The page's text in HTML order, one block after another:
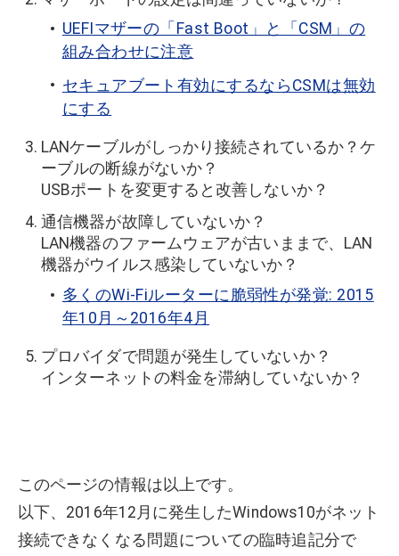
UEFIマザーの「Fast Boot」と「CSM」の
組み合わせに注意
セキュアブート有効にするならCSMは無効
にする
LANケーブルがしっかり接続されているか？ケ
ーブルの断線がないか？
USBポートを変更すると改善しないか？
通信機器が故障していないか？
LAN機器のファームウェアが古いままで、LAN
機器がウイルス感染していないか？
多くのWi-Fiルーターに脆弱性が発覚: 2015
年10月～2016年4月
プロバイダで問題が発生していないか？
インターネットの料金を滞納していないか？
このページの情報は以上です。
以下、2016年12月に発生したWindows10がネット
接続できなくなる問題についての臨時追記分で